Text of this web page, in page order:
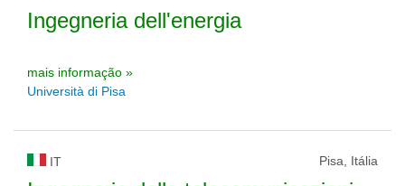
Ingegneria dell'energia
mais informação »
Università di Pisa
IT Pisa, Itália